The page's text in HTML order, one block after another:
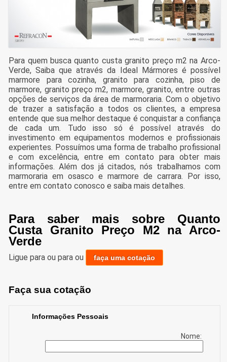
Para quem busca quanto custa granito preço m2 na Arco-
Verde, Saiba que através da Ideal Mármores é possível
marmore para cozinha, granito para cozinha, piso de
marmore, granito preço m2, marmore, granito, entre outras
opções de serviços da área de marmoraria. Com o objetivo
de trazer a satisfação a todos os clientes, a empresa
entende que sua melhor destaque é conquistar a confiança
de cada um. Tudo isso só é possível através do
investimento em equipamentos modernos e profissionais
experientes. Possuímos uma forma de trabalho profissional
e com excelência, entre em contato para obter mais
informações. Além dos já citados, nós trabalhamos com
marmoraria em osasco e marmore de carrara. Por isso,
entre em contato conosco e saiba mais detalhes.
Para saber mais sobre Quanto
Custa Granito Preço M2 na Arco-
Verde
Ligue paraou paraou faça uma cotação
Faça sua cotação
Informações Pessoais
Nome: